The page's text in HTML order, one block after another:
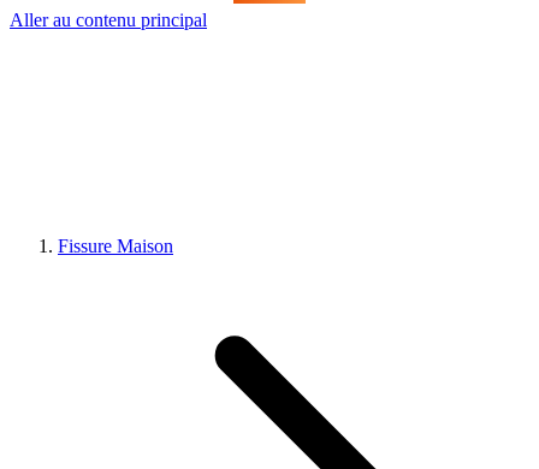
Aller au contenu principal
Fissure Maison